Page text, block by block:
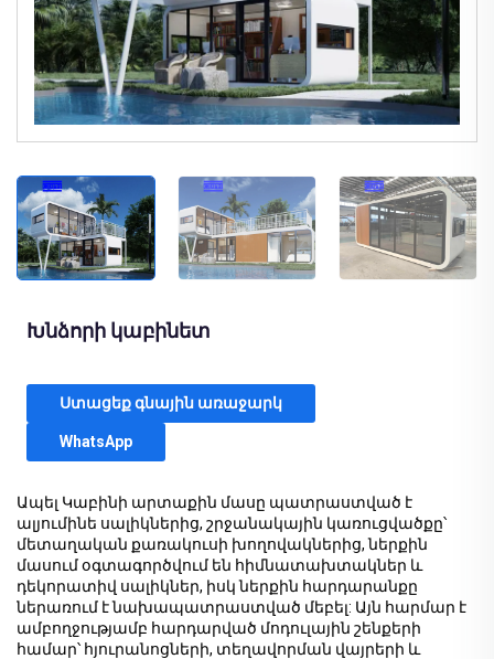
Խնձորի կաբինետ
Ստացեք գնային առաջարկ
WhatsApp
Ապել Կաբինի արտաքին մասը պատրաստված է
ալյումինե սալիկներից, շրջանակային կառուցվածքը՝
մետաղական քառակուսի խողովակներից, ներքին
մասում օգտագործվում են հիմնատախտակներ և
դեկորատիվ սալիկներ, իսկ ներքին հարդարանքը
ներառում է նախապատրաստված մեբել: Այն հարմար է
ամբողջությամբ հարդարված մոդուլային շենքերի
համար՝ հյուրանոցների, տեղավորման վայրերի և